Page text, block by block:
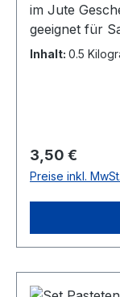
im Jute
geeignet für
mehr.Eine tolle
Inhalt: 0.5
Regulärer
3,50 €
Preise inkl.